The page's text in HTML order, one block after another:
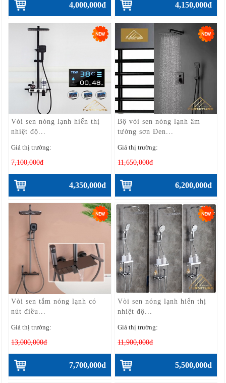
4,000,000đ 4,150,000đ
Vòi sen nóng lạnh hiển thị
nhiệt độ...
Giá thị trường:
7,100,000đ
4,350,000đ
Bộ vòi sen nóng lạnh âm
tường sơn Đen...
Giá thị trường:
11,650,000đ
6,200,000đ
Vòi sen tắm nóng lạnh có
nút điều...
Giá thị trường:
13,000,000đ
7,700,000đ
Vòi sen nóng lạnh hiển thị
nhiệt độ...
Giá thị trường:
11,900,000đ
5,500,000đ